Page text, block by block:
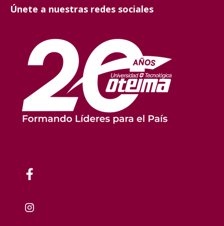
Únete a nuestras redes sociales